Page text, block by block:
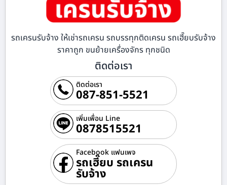
รถเครนรับจ้าง ให้เช่ารถเครน รถบรรทุกติดเครน รถเฮี๊ยบรับจ้าง
ราคาถูก ขนย้ายเครื่องจักร ทุกชนิด
ติดต่อเรา
ติดต่อเรา
087-851-5521
เพิ่มเพื่อน Line
0878515521
Facebook แฟนเพจ
รถเฮี๊ยบ รถเครน
รับจ้าง